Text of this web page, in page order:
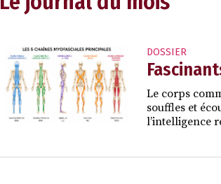
DOSSIER
Le corps
souffles et
l’intelligence